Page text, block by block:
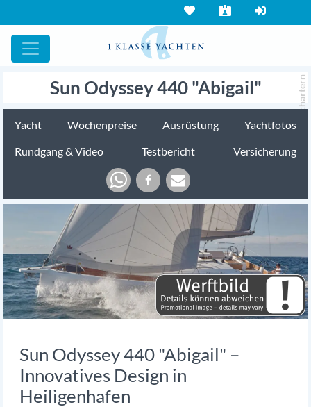
Sun Odyssey 440 "Abigail" chartern
Yacht Wochenpreise Ausrüstung
Yachtfotos
Rundgang & Video
Testbericht Versicherung
Sun Odyssey 440 "Abigail" –
Innovatives Design in
Heiligenhafen